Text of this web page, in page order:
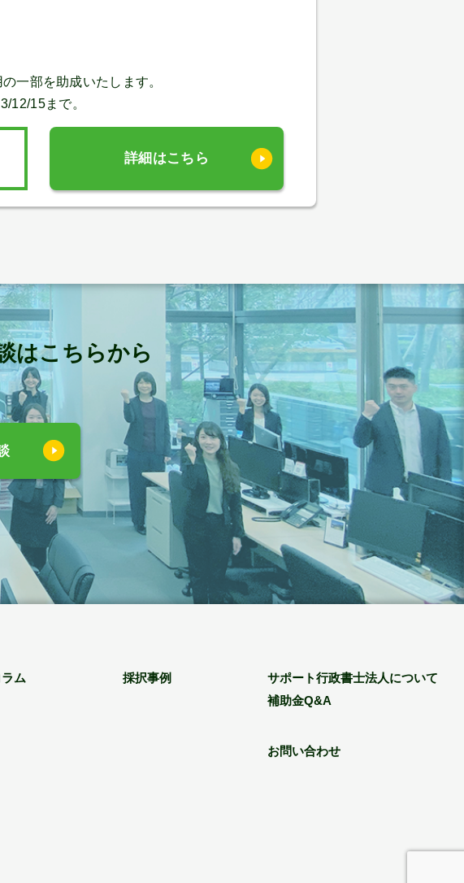
一部を助成いたします。
12/15まで。
詳細はこちら
はこちらから
ム 採択事例
サポート行政書士法人について
補助金Q&A
お問い合わせ